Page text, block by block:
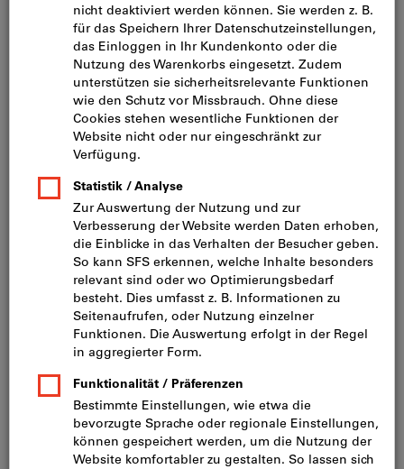
Bild zum Vergrößern anklicken
Preis pro 1 Stück
inkl. MwSt. zzgl. Versandkosten
Netto: CHF 9.70